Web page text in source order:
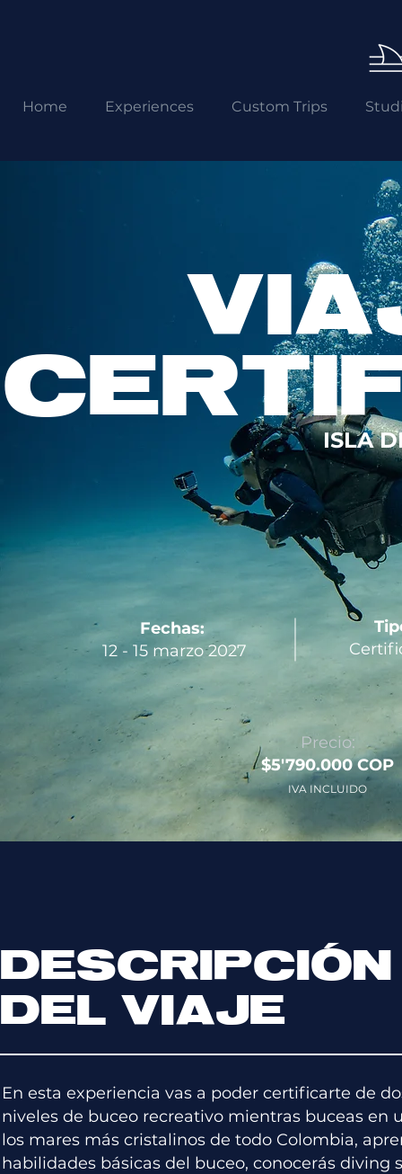
Home Experiences Custom Trips
ISLA
Fechas:
12 - 15 marzo 2027
Precio:
$5'790.000 COP
IVA INCLUIDO
DESCRIPCIÓN
DEL VIAJE
En esta experiencia vas a poder certificarte de
niveles de buceo recreativo mientras buceas en
los mares más cristalinos de todo Colombia,
habilidades básicas del buceo, conocerás diving